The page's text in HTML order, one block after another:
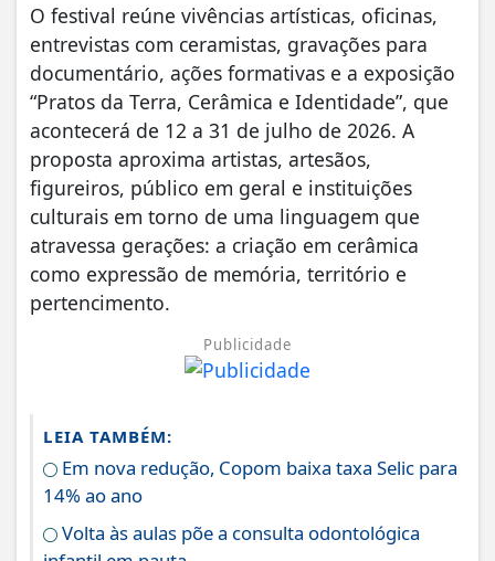
O festival reúne vivências artísticas, oficinas,
entrevistas com ceramistas, gravações para
documentário, ações formativas e a exposição
“Pratos da Terra, Cerâmica e Identidade”, que
acontecerá de 12 a 31 de julho de 2026. A
proposta aproxima artistas, artesãos,
figureiros, público em geral e instituições
culturais em torno de uma linguagem que
atravessa gerações: a criação em cerâmica
como expressão de memória, território e
pertencimento.
Publicidade
LEIA TAMBÉM:
Em nova redução, Copom baixa taxa Selic para
14% ao ano
Volta às aulas põe a consulta odontológica